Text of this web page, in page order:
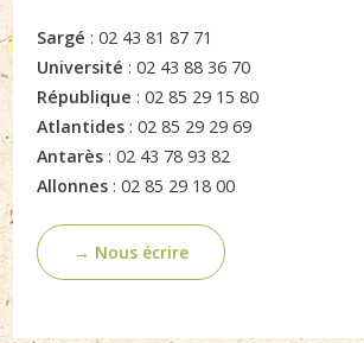
Sargé : 02 43 81 87 71
Université : 02 43 88 36 70
République : 02 85 29 15 80
Atlantides : 02 85 29 29 69
Antarès : 02 43 78 93 82
Allonnes : 02 85 29 18 00
→ Nous écrire